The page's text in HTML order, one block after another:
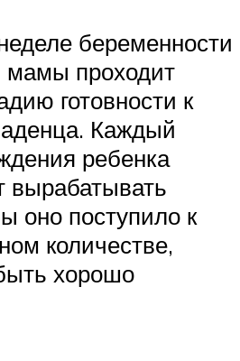
беременности
мамы проходит
готовности к
Каждый
ребенка
вырабатывать
оно поступило к
количестве,
хорошо